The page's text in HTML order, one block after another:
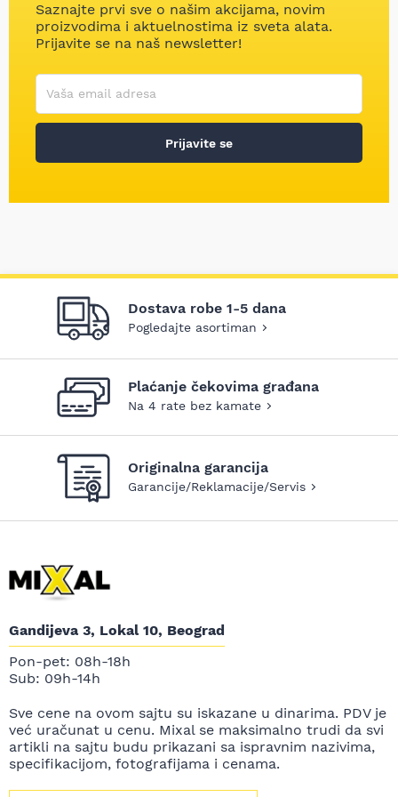
Saznajte prvi sve o našim akcijama, novim
proizvodima i aktuelnostima iz sveta alata.
Prijavite se na naš newsletter!
Korisničko ime
Vaša email adresa
Prijavite se
Dostava robe 1-5 dana
Pogledajte asortiman
Plaćanje čekovima građana
Na 4 rate bez kamate
Originalna garancija
Garancije/Reklamacije/Servis
Gandijeva 3, Lokal 10, Beograd
Pon-pet: 08h-18h
Sub: 09h-14h
Sve cene na ovom sajtu su iskazane u dinarima. PDV je
već uračunat u cenu. Mixal se maksimalno trudi da svi
artikli na sajtu budu prikazani sa ispravnim nazivima,
specifikacijom, fotografijama i cenama.